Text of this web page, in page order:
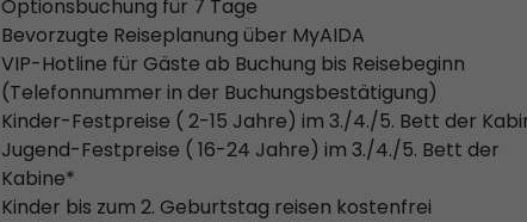
Optionsbuchung für 7 Tage
Bevorzugte Reiseplanung über MyAIDA
VIP-Hotline für Gäste ab Buchung bis Reisebeginn
(Telefonnummer in der Buchungsbestätigung)
Kinder-Festpreise ( 2-15 Jahre) im 3./4./5. Bett der
Jugend-Festpreise ( 16-24 Jahre) im 3./4./5. Bett der
Kabine*
Kinder bis zum 2. Geburtstag reisen kostenfrei